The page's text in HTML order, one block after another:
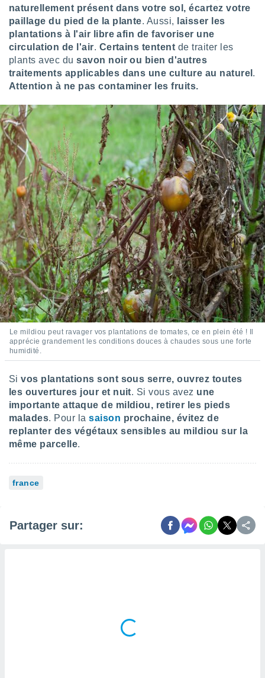
la
créer
pour
profils
des
des
des
les
le
ou
de
et
les
utiliser
naturellement présent dans votre sol, écartez votre
paillage du pied de la plante. Aussi,
laisser les
plantations à l'air libre afin de favoriser une
circulation de l'air. Certains tentent de traiter les
plants avec dusavon noir ou bien d'autres
traitements applicables dans une culture au naturel .
Attention à ne pas contaminer les fruits.
Le mildiou peut ravager vos plantations de tomates, ce en plein été ! Il
apprécie grandement les conditions douces à chaudes sous une forte
humidité.
Sivos plantations sont sous serre, ouvrez toutes
les ouvertures jour et nuit. Si vous avez une
importante attaque de mildiou, retirer les pieds
malades. Pour lasaison prochaine, évitez de
replanter des végétaux sensibles au mildiou sur la
même parcelle.
france
Partager sur: